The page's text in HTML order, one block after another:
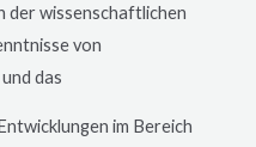
der wissenschaftlichen
von
das
im Bereich